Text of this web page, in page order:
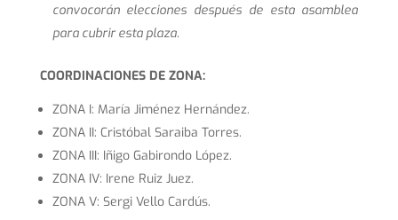
convocorán elecciones después de esta asamblea
para cubrir esta plaza.
COORDINACIONES DE ZONA:
ZONA I: María Jiménez Hernández.
ZONA II: Cristóbal Saraiba Torres.
ZONA III: Iñigo Gabirondo López.
ZONA IV: Irene Ruiz Juez.
ZONA V: Sergi Vello Cardús.